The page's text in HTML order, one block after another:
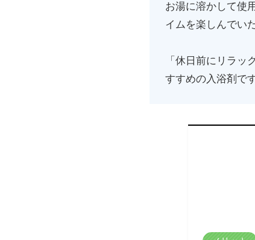
お湯に溶かして使
イムを楽しんでい
「休日前にリラ
すすめの入浴剤です